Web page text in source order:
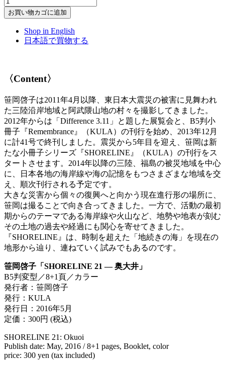
お買い物カゴに追加
Shop in English
日本語で買物する
〈Content〉
笹岡啓子は2011年4月以降、東日本大震災の被害に見舞われ
た三陸沿岸地域と阿武隈山地の村々を撮影してきました。
2012年からは「Difference 3.11」と題した展覧会と、B5判小
冊子『Remembrance』（KULA）の刊行を始め、2013年12月
に計41号で終刊しました。震災から5年目を迎え、笹岡は新
たな小冊子シリーズ『SHORELINE』（KULA）の刊行をス
タートさせます。2014年以降の三陸、福島の被災地域を中心
に、日本各地の海岸線や海の記憶をもつさまざまな地域を交
え、順次刊行される予定です。
大きな災害から個々の復興へと向かう現在進行形の場所に、
笹岡は撮ることで向き合ってきました。一方で、活動の最初
期からのテーマである海岸線や火山など、地勢や地表が刻む
その土地の過去や経過にも関心を寄せてきました。
『SHORELINE』は、時制を超えた「地続きの海」を現在の
地形から辿り、連ねていく試みでもあるのです。
笹岡啓子「SHORELINE 21 — 奥大井」
B5判変型／8+1頁／カラー
発行者：笹岡啓子
発行：KULA
発行日：2016年5月
定価：300円 (税込)
SHORELINE 21: Okuoi
Publish date: May, 2016 / 8+1 pages, Booklet, color
price: 300 yen (tax included)